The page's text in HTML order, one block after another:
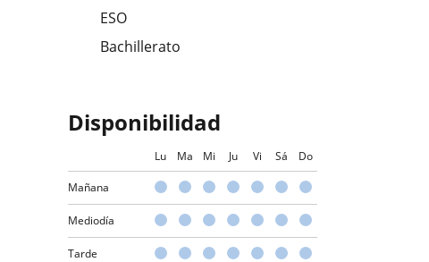
ESO
Bachillerato
Disponibilidad
Lu Ma Mi Ju Vi Sá Do
Mañana
Mediodía
Tarde